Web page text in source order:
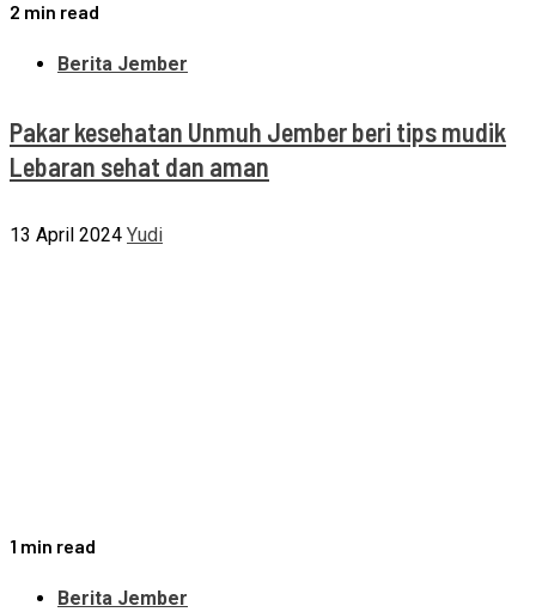
2 min read
Berita Jember
Pakar kesehatan Unmuh Jember beri tips mudik
Lebaran sehat dan aman
13 April 2024 Yudi
1 min read
Berita Jember